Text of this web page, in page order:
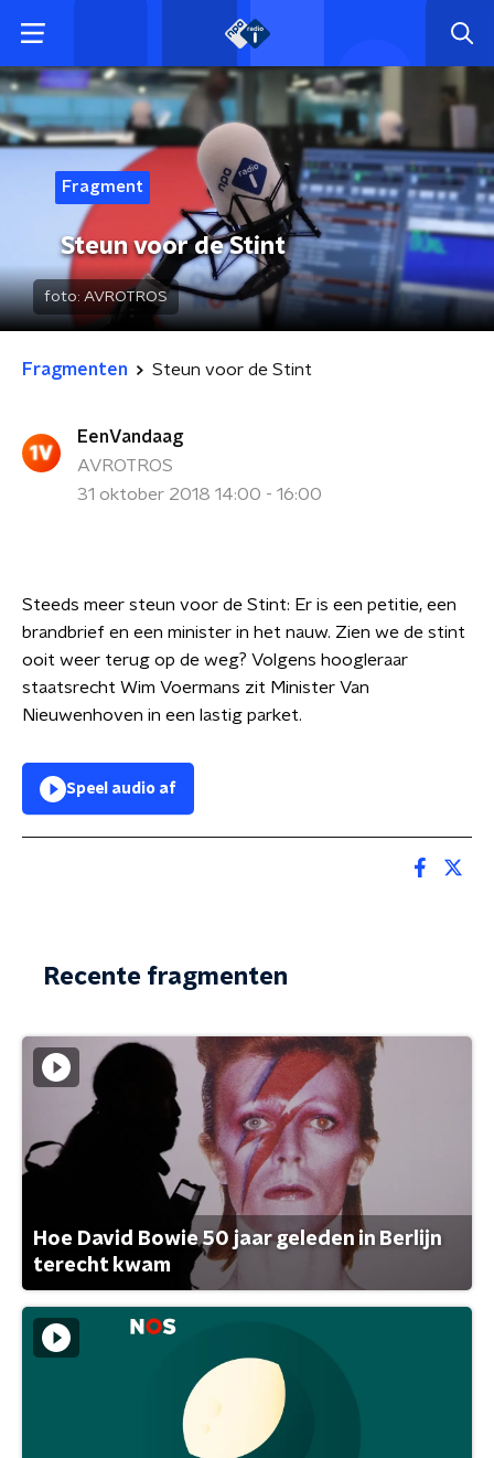
Fragment
Steun voor de Stint
foto: AVROTROS
Fragmenten Steun voor de Stint
EenVandaag
AVROTROS
31 oktober 2018 14:00 - 16:00
Steeds meer steun voor de Stint: Er is een petitie, een
brandbrief en een minister in het nauw. Zien we de stint
ooit weer terug op de weg? Volgens hoogleraar
staatsrecht Wim Voermans zit Minister Van
Nieuwenhoven in een lastig parket.
Speel audio af
Recente fragmenten
Hoe David Bowie 50 jaar geleden in Berlijn
terecht kwam